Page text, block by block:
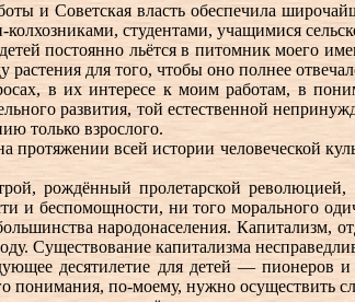
и Советская власть обеспечила
студентами, учащимися
постоянно льётся в питомник моего
растения для того, чтобы оно полнее
в их интересе к моим работам, в
развития, той естественной
только взрослого.
протяжении всей истории человеческой
рождённый пролетарской
и беспомощности, ни того морального
народонаселения. Капитализм,
Существование капитализма
десятилетие для детей — пионеров
понимания, по-моему, нужно осуществить